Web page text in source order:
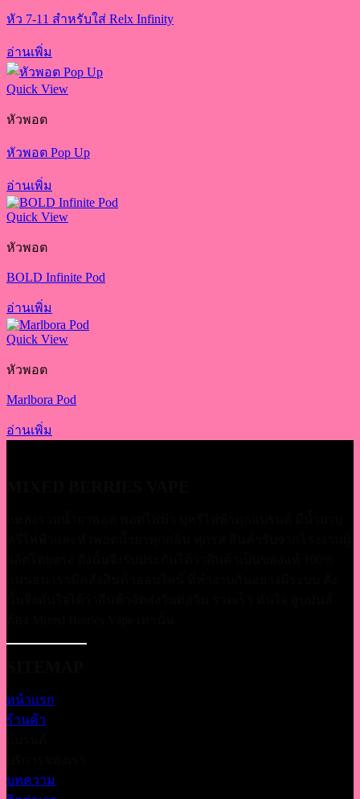
หัว 7-11 สำหรับใส่ Relx Infinity
อ่านเพิ่ม
Quick View
หัวพอต
หัวพอต Pop Up
อ่านเพิ่ม
Quick View
หัวพอต
BOLD Infinite Pod
อ่านเพิ่ม
Quick View
หัวพอต
Marlbora Pod
อ่านเพิ่ม
หน้าแรก
ร้านค้า
บทความ